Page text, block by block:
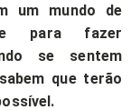
um mundo de
para fazer
se sentem
que terão